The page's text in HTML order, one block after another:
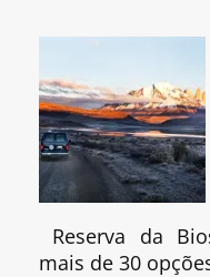
Reserva da
mais de 30